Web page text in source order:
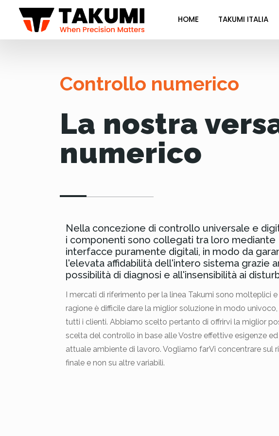
HOME TAKUMI ITALIA
Controllo numerico
La nostra
numerico
Nella concezione di controllo universale e
i componenti sono collegati tra loro mediante
interfacce puramente digitali, in modo da
l'elevata affidabilità dell'intero sistema grazie
possibilità di diagnosi e all'insensibilità ai
I mercati di riferimento per la linea Takumi sono molteplici
ragione è difficile dare la miglior soluzione in modo
tutti i clienti. Abbiamo scelto pertanto di offrirvi la miglior
scelta del controllo in base alle Vostre effettive esigenze
attuale ambiente di lavoro. Vogliamo farVi concentrare sul
finale e non su altre variabili.